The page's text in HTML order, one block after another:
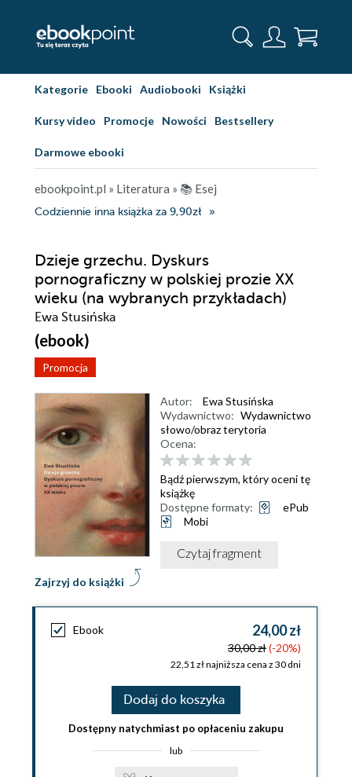
Kategorie Ebooki Audiobooki Książki
Kursy video Promocje Nowości Bestsellery
Darmowe ebooki
ebookpoint.pl » Literatura » 📚 Esej
Codziennie inna książka za 9,90zł
Dzieje grzechu. Dyskurs
pornograficzny w polskiej prozie XX
wieku (na wybranych przykładach)
Ewa Stusińska
(ebook)
Promocja
Zajrzyj do książki
Autor:
Ewa Stusińska
Wydawnictwo: Wydawnictwo
słowo/obraz terytoria
Ocena:
Bądź pierwszym, który oceni tę
książkę
Dostępne formaty:
ePub
Mobi
Czytaj fragment
Ebook 24,00 zł
30,00 zł(-20%)
22,51 zł najniższa cena z 30 dni
Dodaj do koszyka
Dostępny natychmiast po opłaceniu zakupu
lub